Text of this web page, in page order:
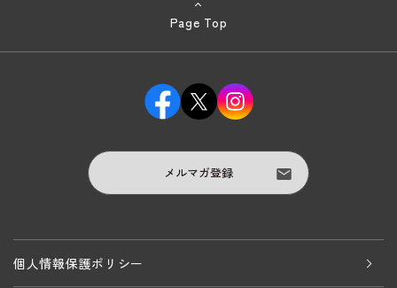
Page Top
メルマガ登録
個人情報保護ポリシー